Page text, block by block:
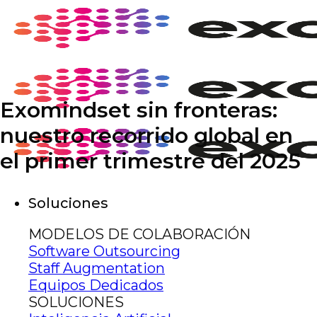
contenido
Soluciones
MODELOS DE COLABORACIÓN
Software Outsourcing
Staff Augmentation
Equipos Dedicados
SOLUCIONES
Exomindset sin fronteras:
nuestro recorrido global en
el primer trimestre del 2025